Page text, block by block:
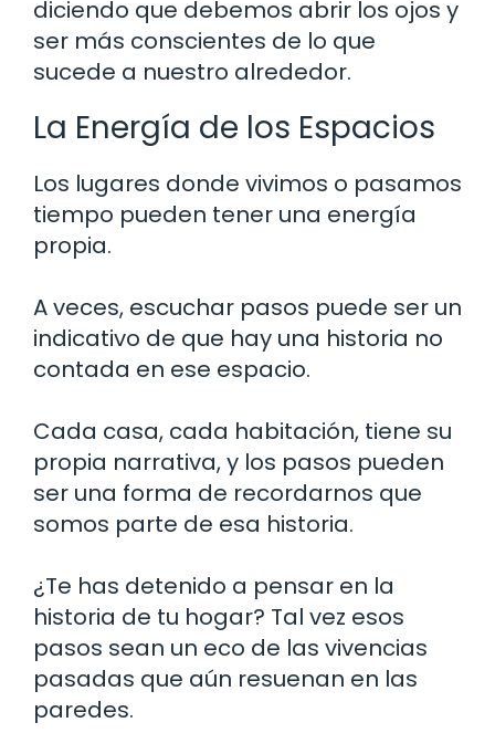
diciendo que debemos abrir los ojos y
ser más conscientes de lo que
sucede a nuestro alrededor.
La Energía de los Espacios
Los lugares donde vivimos o pasamos
tiempo pueden tener una energía
propia.
A veces, escuchar pasos puede ser un
indicativo de que hay una historia no
contada en ese espacio.
Cada casa, cada habitación, tiene su
propia narrativa, y los pasos pueden
ser una forma de recordarnos que
somos parte de esa historia.
¿Te has detenido a pensar en la
historia de tu hogar? Tal vez esos
pasos sean un eco de las vivencias
pasadas que aún resuenan en las
paredes.